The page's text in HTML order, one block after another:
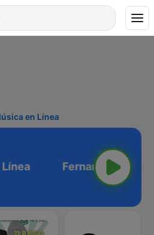
en Línea